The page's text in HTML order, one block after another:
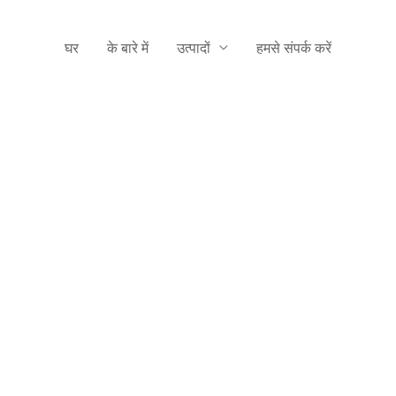
घर के बारे में उत्पादों हमसे संपर्क करें